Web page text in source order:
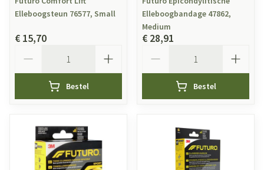
Elleboogsteun 76577, Small
€ 15,70
Bestel
Elleboogbandage 47862,
Medium
€ 28,91
Bestel